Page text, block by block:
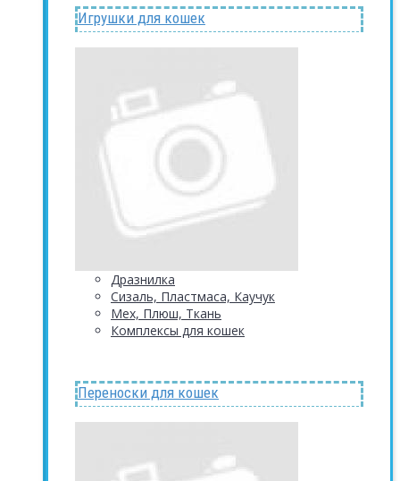
Игрушки для кошек
Дразнилка
Сизаль, Пластмаса, Каучук
Мех, Плюш, Ткань
Комплексы для кошек
Переноски для кошек